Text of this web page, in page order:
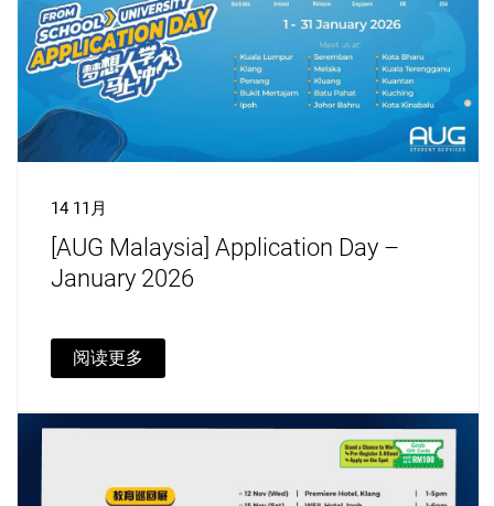
14 11月
[AUG Malaysia] Application Day –
January 2026
阅读更多